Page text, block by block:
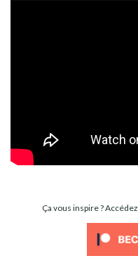
Ça vous inspire ?